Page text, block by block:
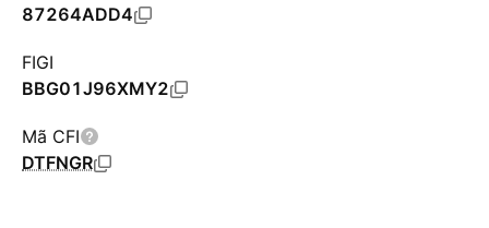
87264ADD4
FIGI
BBG01J96XMY2
Mã CFI
DTFNGR